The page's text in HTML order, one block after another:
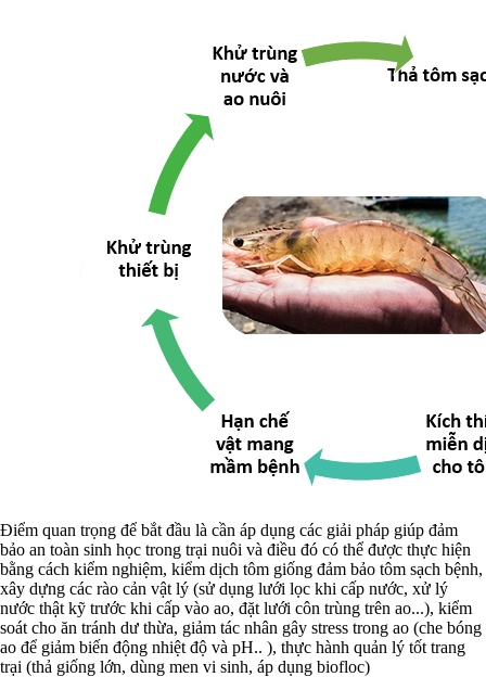
Điểm quan trọng để bắt đầu là cần áp dụng các giải pháp giúp đảm
bảo an toàn sinh học trong trại nuôi và điều đó có thể được thực hiện
bằng cách kiểm nghiệm, kiểm dịch tôm giống đảm bảo tôm sạch bệnh,
xây dựng các rào cản vật lý (sử dụng lưới lọc khi cấp nước, xử lý
nước thật kỹ trước khi cấp vào ao, đặt lưới côn trùng trên ao...), kiểm
soát cho ăn tránh dư thừa, giảm tác nhân gây stress trong ao (che bóng
ao để giảm biến động nhiệt độ và pH.. ), thực hành quản lý tốt trang
trại (thả giống lớn, dùng men vi sinh, áp dụng biofloc)